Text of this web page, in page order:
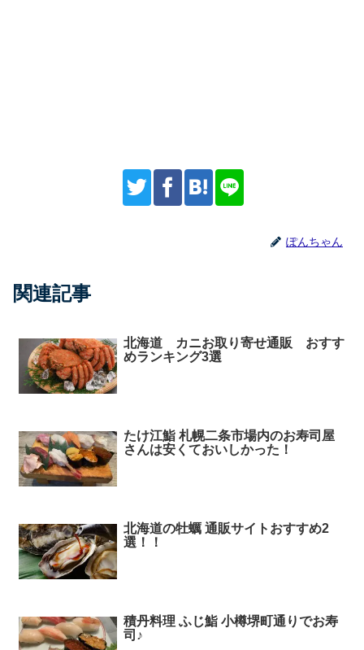
ぽんちゃん
関連記事
北海道 カニお取り寄せ通販 おすす
めランキング3選
たけ江鮨 札幌二条市場内のお寿司屋
さんは安くておいしかった！
北海道の牡蠣 通販サイトおすすめ2
選！！
積丹料理 ふじ鮨 小樽堺町通りでお寿
司♪